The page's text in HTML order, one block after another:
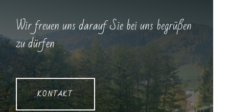
Wir freuen uns darauf Sie bei uns begrüßen
zu dürfen
KONTAKT